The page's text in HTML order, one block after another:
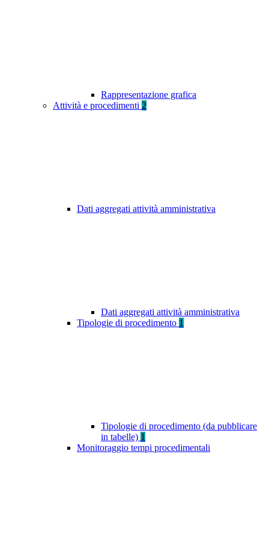
Rappresentazione grafica
Attività e procedimenti 2
Dati aggregati attività amministrativa
Dati aggregati attività amministrativa
Tipologie di procedimento 1
Tipologie di procedimento (da pubblicare
in tabelle) 1
Monitoraggio tempi procedimentali